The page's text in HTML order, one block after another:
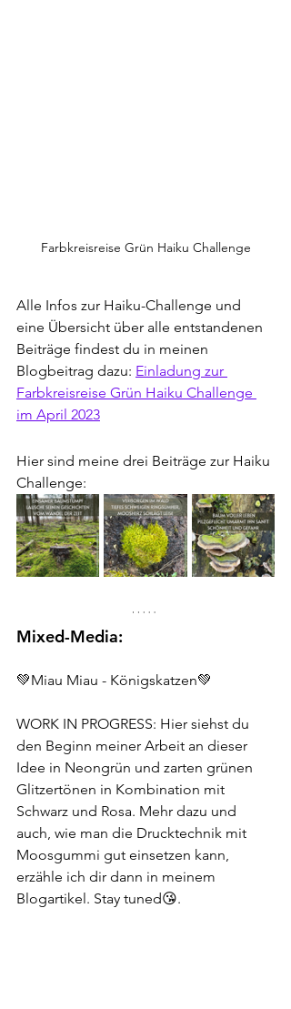
Farbkreisreise Grün Haiku Challenge
Alle Infos zur Haiku-Challenge und
eine Übersicht über alle entstandenen
Beiträge findest du in meinen
Blogbeitrag dazu: Einladung zur
Farbkreisreise Grün Haiku Challenge
im April 2023
Hier sind meine drei Beiträge zur Haiku
Challenge:
Mixed-Media:
💚Miau Miau - Königskatzen💚
WORK IN PROGRESS: Hier siehst du
den Beginn meiner Arbeit an dieser
Idee in Neongrün und zarten grünen
Glitzertönen in Kombination mit
Schwarz und Rosa. Mehr dazu und
auch, wie man die Drucktechnik mit
Moosgummi gut einsetzen kann,
erzähle ich dir dann in meinem
Blogartikel. Stay tuned😘.